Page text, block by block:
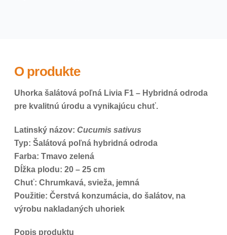
O produkte
Uhorka šalátová poľná Livia F1 – Hybridná odroda
pre kvalitnú úrodu a vynikajúcu chuť.
Latinský názov: Cucumis sativus
Typ: Šalátová poľná hybridná odroda
Farba: Tmavo zelená
Dĺžka plodu: 20 – 25 cm
Chuť: Chrumkavá, svieža, jemná
Použitie: Čerstvá konzumácia, do šalátov, na
výrobu nakladaných uhoriek
Popis produktu